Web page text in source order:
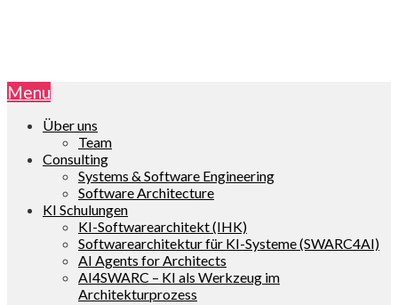
Menu
Über uns
Team
Consulting
Systems & Software Engineering
Software Architecture
KI Schulungen
KI-Softwarearchitekt (IHK)
Softwarearchitektur für KI-Systeme (SWARC4AI)
AI Agents for Architects
AI4SWARC – KI als Werkzeug im
Architekturprozess